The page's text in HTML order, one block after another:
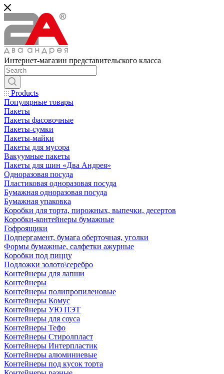
Интернет-магазин представительского класса
Products
Популярные товары
Пакеты
Пакеты фасовочные
Пакеты-сумки
Пакеты-майки
Пакеты для мусора
Вакуумные пакеты
Пакеты для шин «Два Андрея»
Одноразовая посуда
Пластиковая одноразовая посуда
Бумажная одноразовая посуда
Бумажная упаковка
Коробки для торта, пирожных, выпечки, десертов
Коробки-контейнеры бумажные
Гофроящики
Подпергамент, бумага оберточная, уголки
Формы бумажные, салфетки ажурные
Коробки под пиццу
Подложки золото\серебро
Контейнеры для лапши
Контейнеры
Контейнеры полипропиленовые
Контейнеры Комус
Контейнеры УЮ ПЭТ
Контейнеры для соуса
Контейнеры Тефо
Контейнеры Стиролпласт
Контейнеры Интерпластик
Контейнеры алюминиевые
Контейнеры под кусок торта